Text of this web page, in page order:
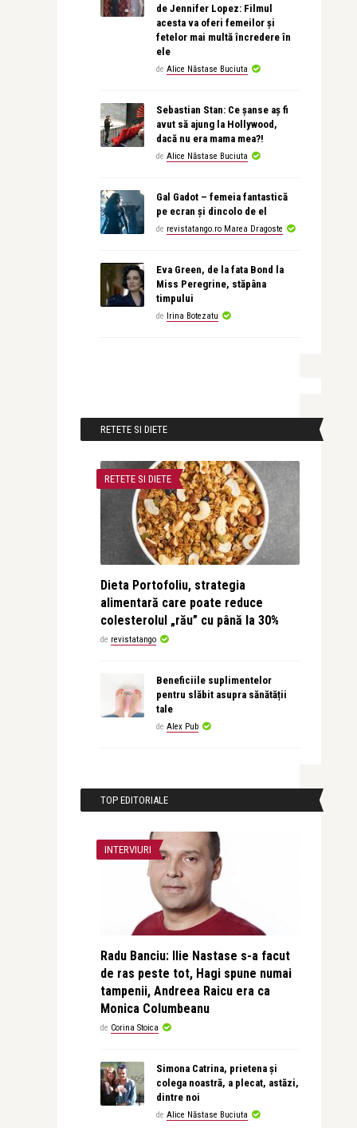
de Jennifer Lopez: Filmul
acesta va oferi femeilor și
fetelor mai multă încredere în
ele
de Alice Năstase Buciuta
Sebastian Stan: Ce șanse aș fi
avut să ajung la Hollywood,
dacă nu era mama mea?!
de Alice Năstase Buciuta
Gal Gadot – femeia fantastică
pe ecran și dincolo de el
de revistatango.ro Marea Dragoste
Eva Green, de la fata Bond la
Miss Peregrine, stăpâna
timpului
de Irina Botezatu
RETETE SI DIETE
RETETE SI DIETE
Dieta Portofoliu, strategia
alimentară care poate reduce
colesterolul „rău” cu până la 30%
de revistatango
Beneficiile suplimentelor
pentru slăbit asupra sănătății
tale
de Alex Pub
TOP EDITORIALE
INTERVIURI
Radu Banciu: Ilie Nastase s-a facut
de ras peste tot, Hagi spune numai
tampenii, Andreea Raicu era ca
Monica Columbeanu
de Corina Stoica
Simona Catrina, prietena și
colega noastră, a plecat, astăzi,
dintre noi
de Alice Năstase Buciuta